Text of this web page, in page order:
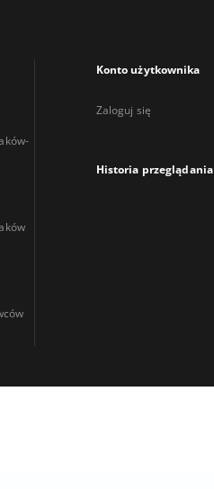
Konto użytkownika
Zaloguj się
Historia przeglądania